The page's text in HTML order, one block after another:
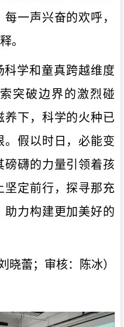
一声兴奋的欢呼，
。
学和童真跨越维度
突破边界的激烈碰
养下，科学的火种已
。假以时日，必能变
磅礴的力量引领着孩
坚定前行，探寻那充
助力构建更加美好的
晓蕾；审核：陈冰）